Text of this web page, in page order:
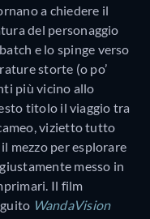
a chiedere il
del personaggio
e lo spinge verso
storte (o po’
più vicino allo
titolo il viaggio tra
vizietto tutto
mezzo per esplorare
messo in
Il film
WandaVision